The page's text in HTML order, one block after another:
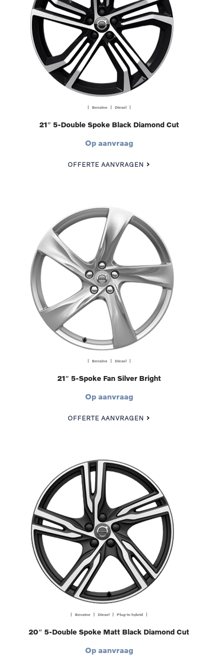
| Benzine | Diesel |
21″ 5-Double Spoke Black Diamond Cut
Op aanvraag
OFFERTE AANVRAGEN
| Benzine | Diesel |
21″ 5-Spoke Fan Silver Bright
Op aanvraag
OFFERTE AANVRAGEN
| Benzine | Diesel | Plug-in hybrid |
20″ 5-Double Spoke Matt Black Diamond Cut
Op aanvraag